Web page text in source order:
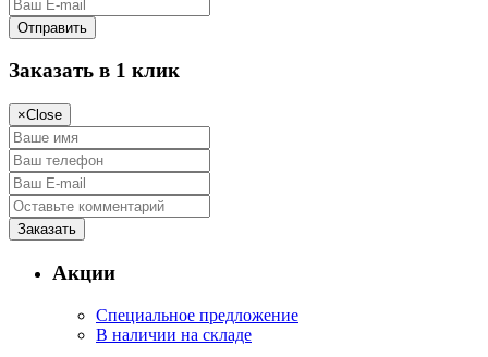
Заказать в 1 клик
×Close
Акции
Специальное предложение
В наличии на складе